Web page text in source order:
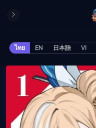
ข้ามไปยังเนื้อหา
ไทย EN 日本語 VI